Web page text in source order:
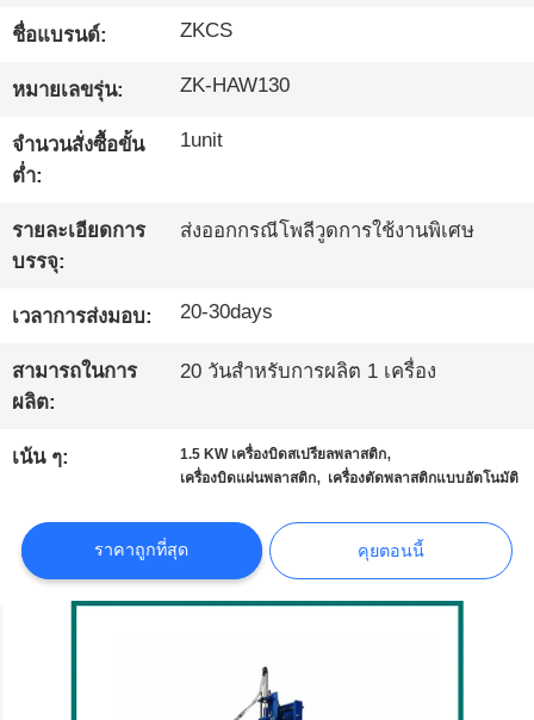
เรา
ทัวร์
โรงงาน
การ
ควบคุม
คุณภาพ
ติดต่อ
ชื่อแบรนด์: ZKCS
หมายเลขรุ่น: ZK-HAW130
จำนวนสั่งซื้อขั้น
ต่ำ:
1unit
รายละเอียดการ
บรรจุ:
ส่งออกกรณีโพลีวูดการใช้งานพิเศษ
เวลาการส่งมอบ: 20-30days
สามารถในการ
ผลิต:
20 วันสำหรับการผลิต 1 เครื่อง
เน้น ๆ: 1.5 KW เครื่องบิดสเปรียลพลาสติก,
เครื่องบิดแผ่นพลาสติก, เครื่องตัดพลาสติกแบบอัตโนมัติ
ราคาถูกที่สุด คุยตอนนี้